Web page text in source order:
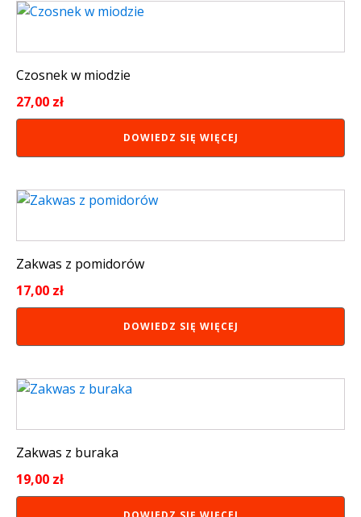
Czosnek w miodzie
27,00 zł
DOWIEDZ SIĘ WIĘCEJ
Zakwas z pomidorów
17,00 zł
DOWIEDZ SIĘ WIĘCEJ
Zakwas z buraka
19,00 zł